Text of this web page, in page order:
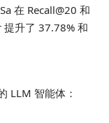
在 Recall@20 和
提升了 37.78% 和
LLM 智能体：